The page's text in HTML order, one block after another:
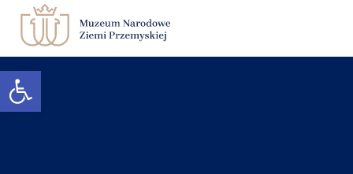
Otwórz pasek narzędzi